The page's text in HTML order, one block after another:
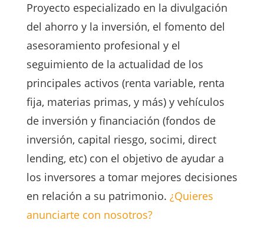
Proyecto especializado en la divulgación
del ahorro y la inversión, el fomento del
asesoramiento profesional y el
seguimiento de la actualidad de los
principales activos (renta variable, renta
fija, materias primas, y más) y vehículos
de inversión y financiación (fondos de
inversión, capital riesgo, socimi, direct
lending, etc) con el objetivo de ayudar a
los inversores a tomar mejores decisiones
en relación a su patrimonio. ¿Quieres
anunciarte con nosotros?